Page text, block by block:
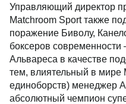
Управляющий директор
Matchroom Sport также
поражение Биволу,
боксеров современности
Альвареса в качестве
тем, влиятельный в
единоборств) менеджер
абсолютный чемпион